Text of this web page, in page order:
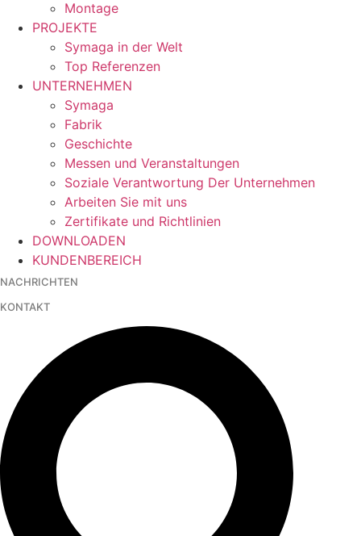
Montage
PROJEKTE
Symaga in der Welt
Top Referenzen
UNTERNEHMEN
Symaga
Fabrik
Geschichte
Messen und Veranstaltungen
Soziale Verantwortung Der Unternehmen
Arbeiten Sie mit uns
Zertifikate und Richtlinien
DOWNLOADEN
KUNDENBEREICH
NACHRICHTEN
KONTAKT